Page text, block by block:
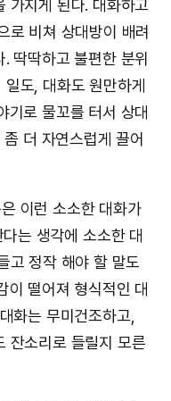
가지게 된다. 대화하고
로 비쳐 상대방이 배려
딱딱하고 불편한 분위
도, 대화도 원만하게
기로 물꼬를 터서 상대
더 자연스럽게 끌어
이런 소소한 대화가
는 생각에 소소한 대
고 정작 해야 할 말도
이 떨어져 형식적인 대
화는 무미건조하고,
잔소리로 들릴지 모른